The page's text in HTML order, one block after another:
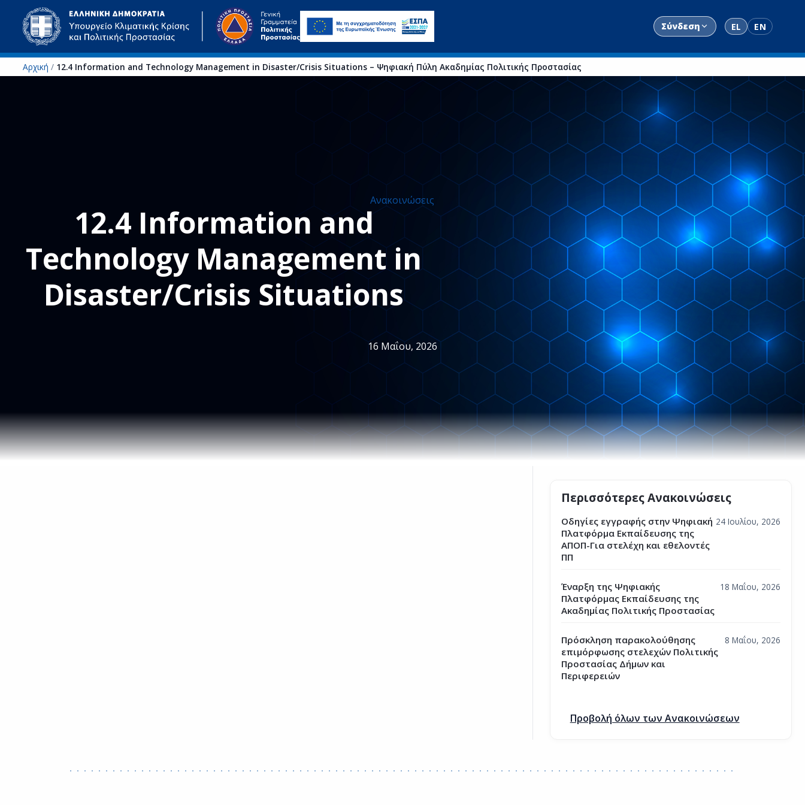
Μετάβαση στο κύριο περιεχόμενο
Σύνδεση EL EN
Αρχική / 12.4 Information and Technology Management in Disaster/Crisis Situations – Ψηφιακή Πύλη Ακαδημίας Πολιτικής Προστασίας
Ανακοινώσεις
12.4 Information and
Technology Management in
Disaster/Crisis Situations
16 Μαΐου, 2026
Περισσότερες Ανακοινώσεις
Οδηγίες εγγραφής στην Ψηφιακή
Πλατφόρμα Εκπαίδευσης της
ΑΠΟΠ-Για στελέχη και εθελοντές
ΠΠ
24 Ιουλίου, 2026
Έναρξη της Ψηφιακής
Πλατφόρμας Εκπαίδευσης της
Ακαδημίας Πολιτικής Προστασίας
18 Μαΐου, 2026
Πρόσκληση παρακολούθησης
επιμόρφωσης στελεχών Πολιτικής
Προστασίας Δήμων και
Περιφερειών
8 Μαΐου, 2026
Προβολή όλων των Ανακοινώσεων